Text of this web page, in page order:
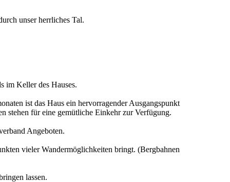
unser herrliches Tal.
im Keller des Hauses.
ist das Haus ein hervorragender Ausgangspunkt
stehen für eine gemütliche Einkehr zur Verfügung.
Angeboten.
vieler Wandermöglichkeiten bringt. (Bergbahnen
lassen.